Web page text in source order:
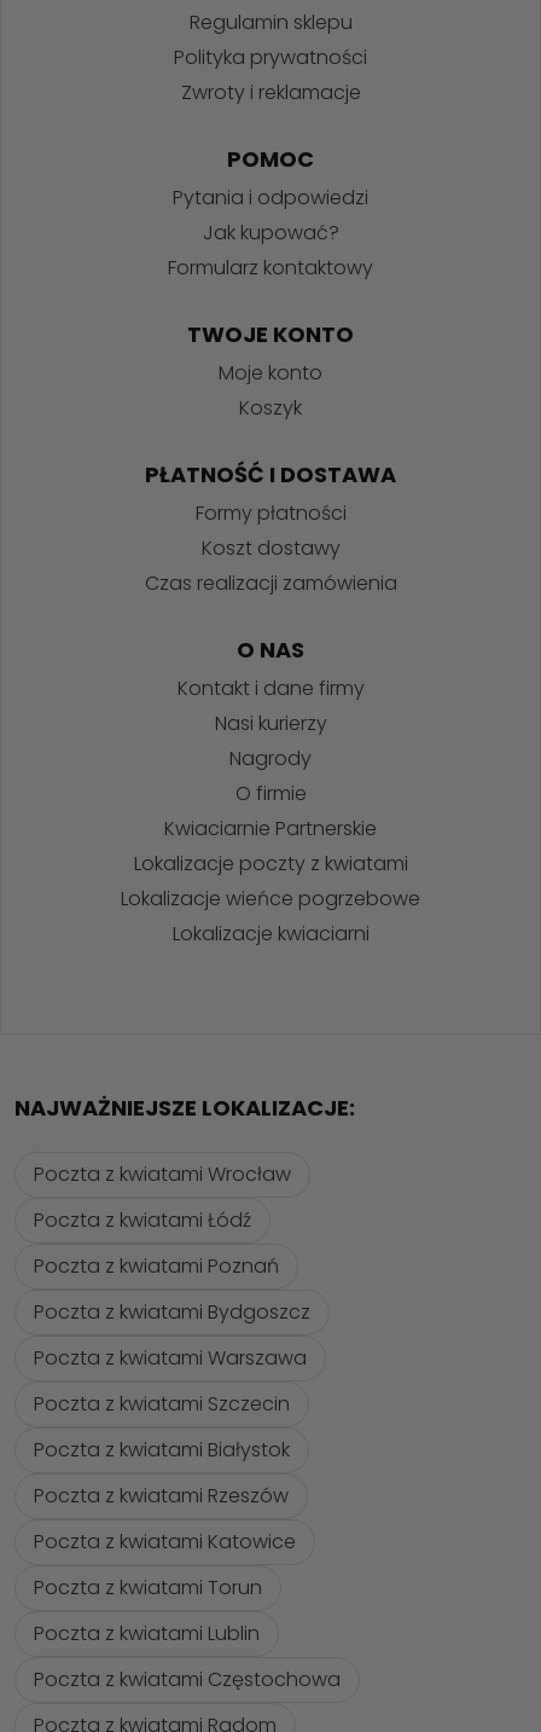
Regulamin sklepu
Polityka prywatności
Zwroty i reklamacje
POMOC
Pytania i odpowiedzi
Jak kupować?
Formularz kontaktowy
TWOJE KONTO
Moje konto
Koszyk
PŁATNOŚĆ I DOSTAWA
Formy płatności
Koszt dostawy
Czas realizacji zamówienia
O NAS
Kontakt i dane firmy
Nasi kurierzy
Nagrody
O firmie
Kwiaciarnie Partnerskie
Lokalizacje poczty z kwiatami
Lokalizacje wieńce pogrzebowe
Lokalizacje kwiaciarni
NAJWAŻNIEJSZE LOKALIZACJE:
Poczta z kwiatami Wrocław
Poczta z kwiatami Łódź
Poczta z kwiatami Poznań
Poczta z kwiatami Bydgoszcz
Poczta z kwiatami Warszawa
Poczta z kwiatami Szczecin
Poczta z kwiatami Białystok
Poczta z kwiatami Rzeszów
Poczta z kwiatami Katowice
Poczta z kwiatami Torun
Poczta z kwiatami Lublin
Poczta z kwiatami Częstochowa
Poczta z kwiatami Radom